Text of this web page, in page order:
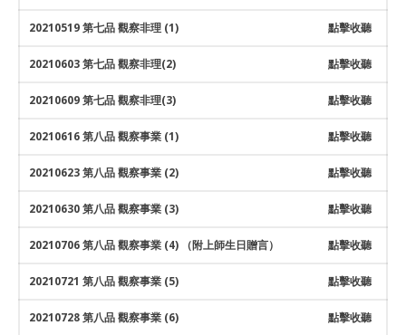
20210519 第七品 觀察非理 (1) 點擊收聽
20210603 第七品 觀察非理(2) 點擊收聽
20210609 第七品 觀察非理(3) 點擊收聽
20210616 第八品 觀察事業 (1) 點擊收聽
20210623 第八品 觀察事業 (2) 點擊收聽
20210630 第八品 觀察事業 (3) 點擊收聽
20210706 第八品 觀察事業 (4) （附上師生日贈言） 點擊收聽
20210721 第八品 觀察事業 (5) 點擊收聽
20210728 第八品 觀察事業 (6) 點擊收聽